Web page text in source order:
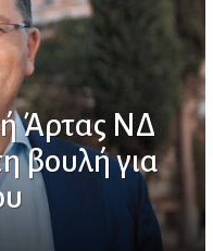
Άρτας ΝΔ
βουλή για